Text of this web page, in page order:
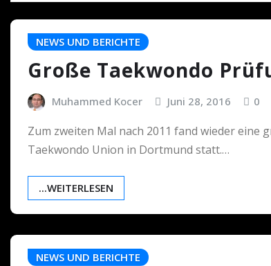
NEWS UND BERICHTE
Große Taekwondo
Muhammed Kocer Juni 28, 2016 0
Zum zweiten Mal nach 2011 fand wieder
Taekwondo Union in Dortmund statt.…
...WEITERLESEN
NEWS UND BERICHTE